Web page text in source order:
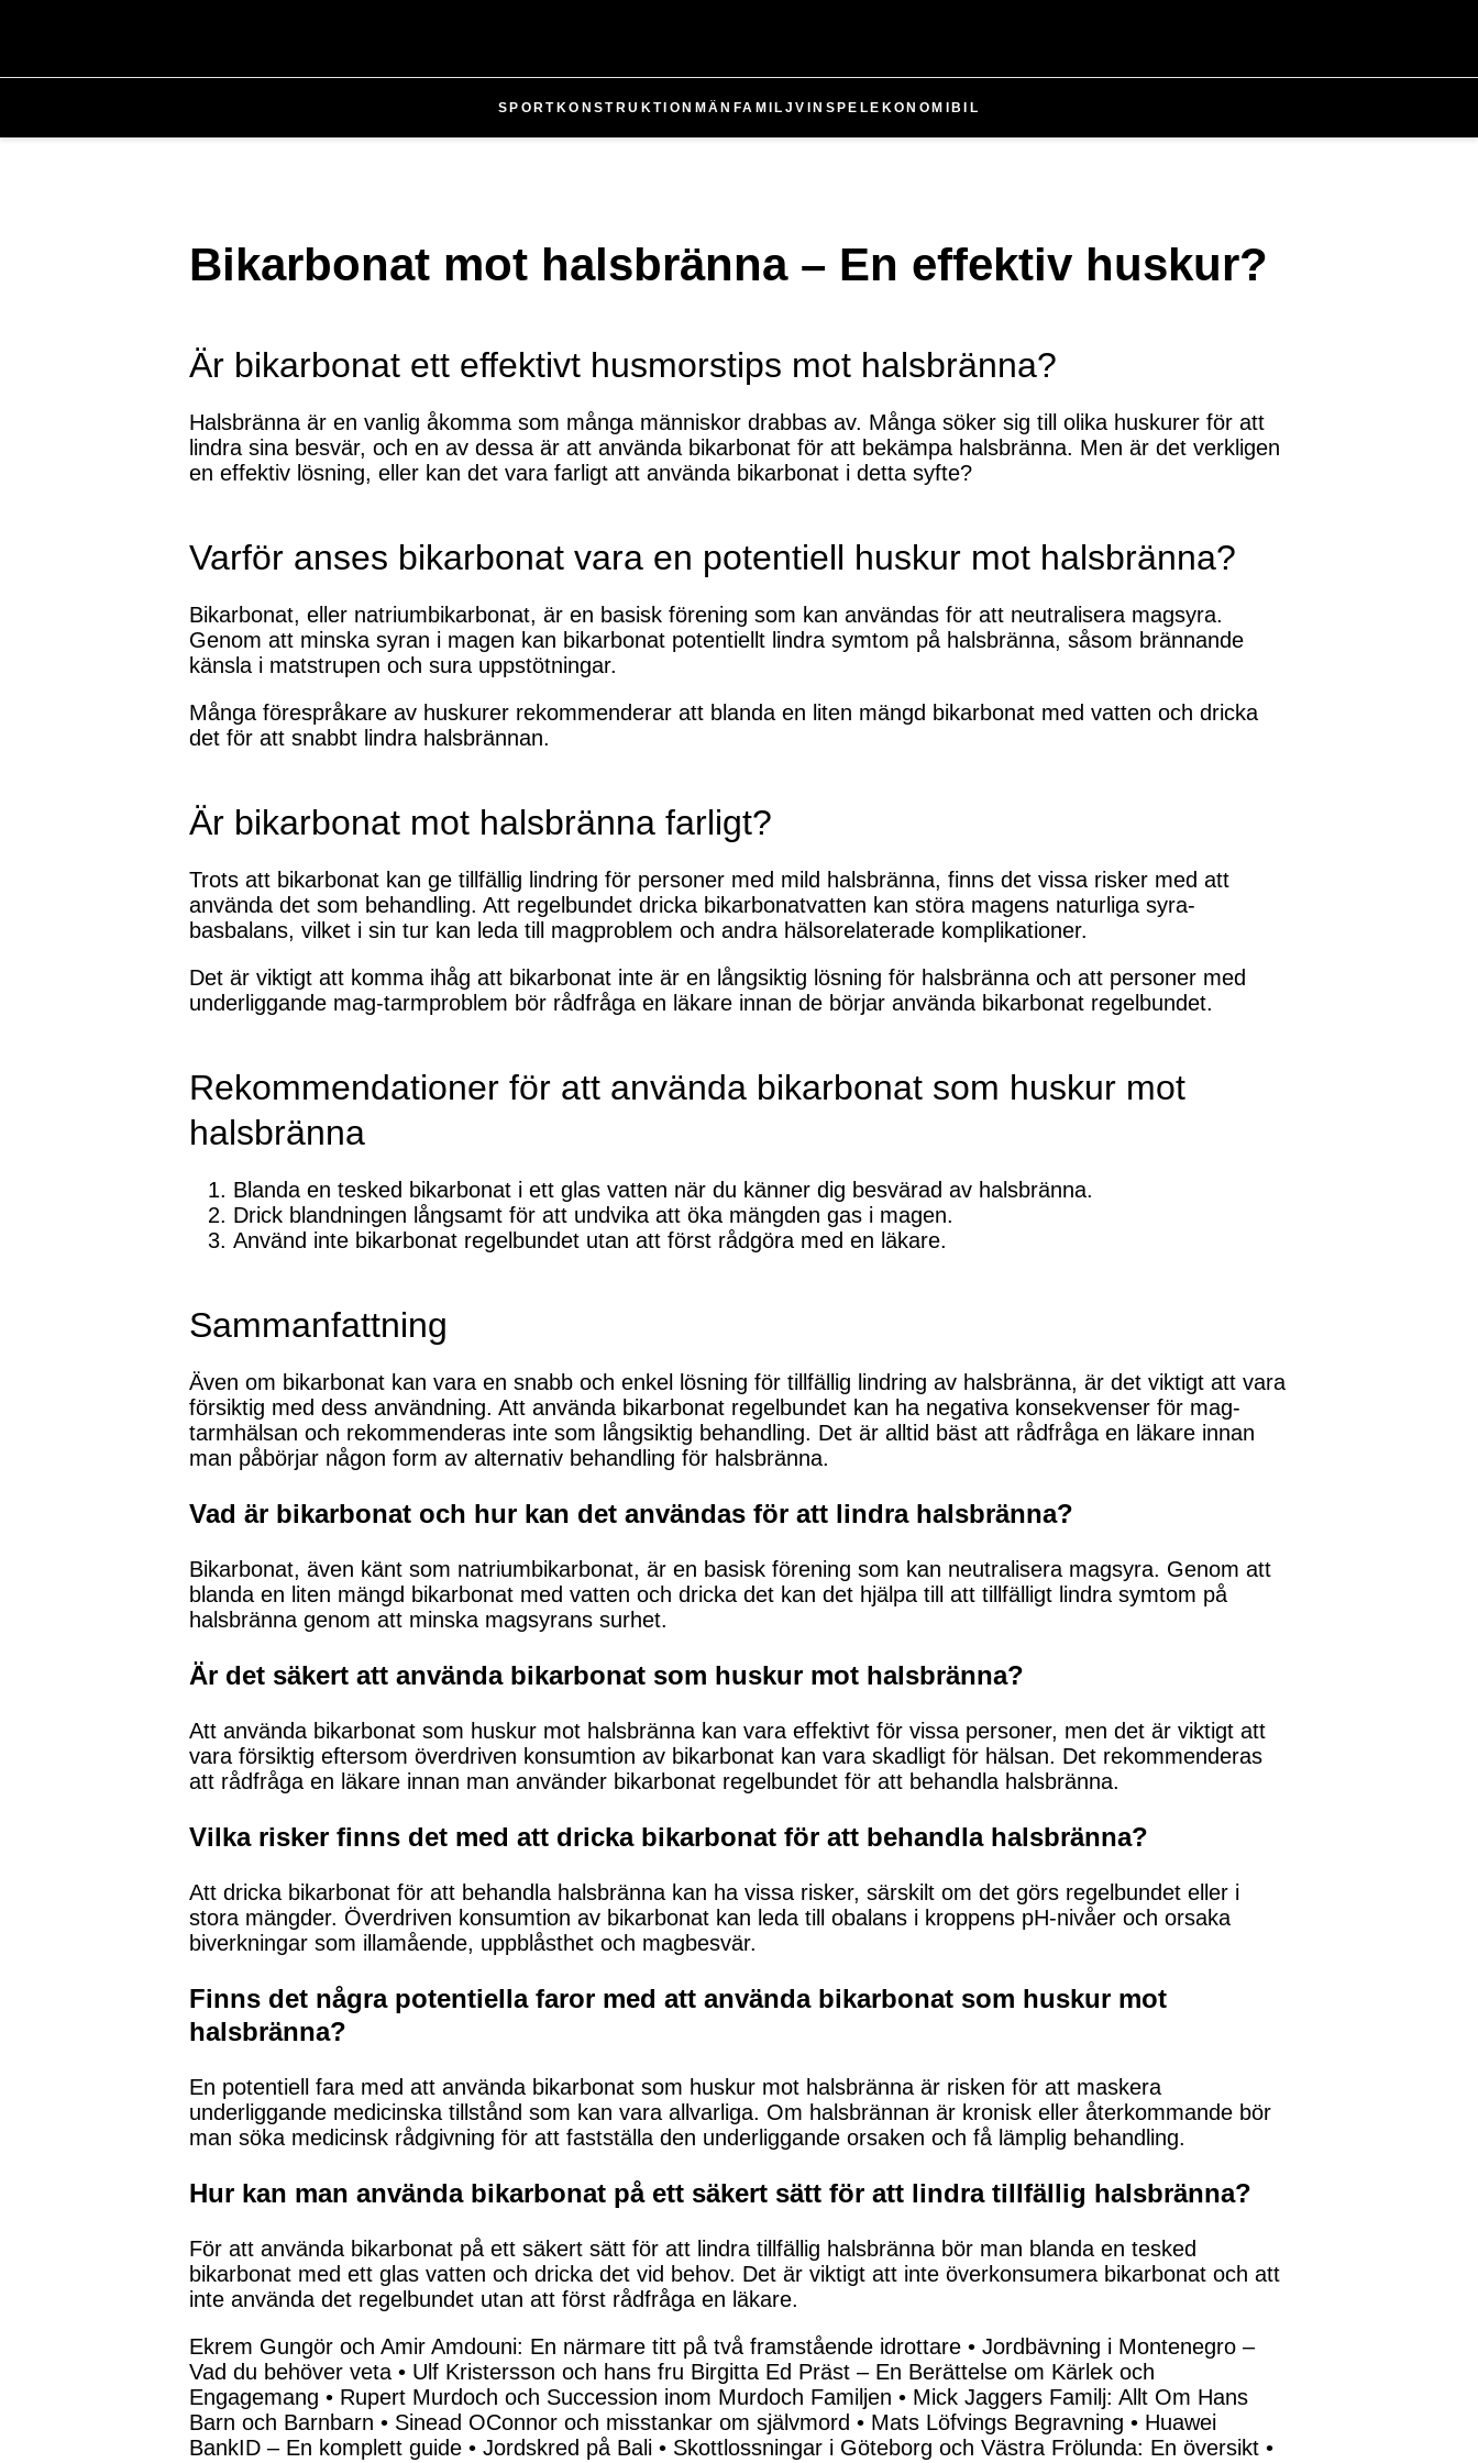
SPORT KONSTRUKTION MÄN FAMILJVIN SPEL EKONOMI BIL
Bikarbonat mot halsbränna – En effektiv huskur?
Är bikarbonat ett effektivt husmorstips mot halsbränna?
Halsbränna är en vanlig åkomma som många människor drabbas av. Många söker sig till olika huskurer för att
lindra sina besvär, och en av dessa är att använda bikarbonat för att bekämpa halsbränna. Men är det verkligen
en effektiv lösning, eller kan det vara farligt att använda bikarbonat i detta syfte?
Varför anses bikarbonat vara en potentiell huskur mot halsbränna?
Bikarbonat, eller natriumbikarbonat, är en basisk förening som kan användas för att neutralisera magsyra.
Genom att minska syran i magen kan bikarbonat potentiellt lindra symtom på halsbränna, såsom brännande
känsla i matstrupen och sura uppstötningar.
Många förespråkare av huskurer rekommenderar att blanda en liten mängd bikarbonat med vatten och dricka
det för att snabbt lindra halsbrännan.
Är bikarbonat mot halsbränna farligt?
Trots att bikarbonat kan ge tillfällig lindring för personer med mild halsbränna, finns det vissa risker med att
använda det som behandling. Att regelbundet dricka bikarbonatvatten kan störa magens naturliga syra-
basbalans, vilket i sin tur kan leda till magproblem och andra hälsorelaterade komplikationer.
Det är viktigt att komma ihåg att bikarbonat inte är en långsiktig lösning för halsbränna och att personer med
underliggande mag-tarmproblem bör rådfråga en läkare innan de börjar använda bikarbonat regelbundet.
Rekommendationer för att använda bikarbonat som huskur mot
halsbränna
Blanda en tesked bikarbonat i ett glas vatten när du känner dig besvärad av halsbränna.
Drick blandningen långsamt för att undvika att öka mängden gas i magen.
Använd inte bikarbonat regelbundet utan att först rådgöra med en läkare.
Sammanfattning
Även om bikarbonat kan vara en snabb och enkel lösning för tillfällig lindring av halsbränna, är det viktigt att vara
försiktig med dess användning. Att använda bikarbonat regelbundet kan ha negativa konsekvenser för mag-
tarmhälsan och rekommenderas inte som långsiktig behandling. Det är alltid bäst att rådfråga en läkare innan
man påbörjar någon form av alternativ behandling för halsbränna.
Vad är bikarbonat och hur kan det användas för att lindra halsbränna?
Bikarbonat, även känt som natriumbikarbonat, är en basisk förening som kan neutralisera magsyra. Genom att
blanda en liten mängd bikarbonat med vatten och dricka det kan det hjälpa till att tillfälligt lindra symtom på
halsbränna genom att minska magsyrans surhet.
Är det säkert att använda bikarbonat som huskur mot halsbränna?
Att använda bikarbonat som huskur mot halsbränna kan vara effektivt för vissa personer, men det är viktigt att
vara försiktig eftersom överdriven konsumtion av bikarbonat kan vara skadligt för hälsan. Det rekommenderas
att rådfråga en läkare innan man använder bikarbonat regelbundet för att behandla halsbränna.
Vilka risker finns det med att dricka bikarbonat för att behandla halsbränna?
Att dricka bikarbonat för att behandla halsbränna kan ha vissa risker, särskilt om det görs regelbundet eller i
stora mängder. Överdriven konsumtion av bikarbonat kan leda till obalans i kroppens pH-nivåer och orsaka
biverkningar som illamående, uppblåsthet och magbesvär.
Finns det några potentiella faror med att använda bikarbonat som huskur mot
halsbränna?
En potentiell fara med att använda bikarbonat som huskur mot halsbränna är risken för att maskera
underliggande medicinska tillstånd som kan vara allvarliga. Om halsbrännan är kronisk eller återkommande bör
man söka medicinsk rådgivning för att fastställa den underliggande orsaken och få lämplig behandling.
Hur kan man använda bikarbonat på ett säkert sätt för att lindra tillfällig halsbränna?
För att använda bikarbonat på ett säkert sätt för att lindra tillfällig halsbränna bör man blanda en tesked
bikarbonat med ett glas vatten och dricka det vid behov. Det är viktigt att inte överkonsumera bikarbonat och att
inte använda det regelbundet utan att först rådfråga en läkare.
Ekrem Gungör och Amir Amdouni: En närmare titt på två framstående idrottare • Jordbävning i Montenegro –
Vad du behöver veta • Ulf Kristersson och hans fru Birgitta Ed Präst – En Berättelse om Kärlek och
Engagemang • Rupert Murdoch och Succession inom Murdoch Familjen • Mick Jaggers Familj: Allt Om Hans
Barn och Barnbarn • Sinead OConnor och misstankar om självmord • Mats Löfvings Begravning • Huawei
BankID – En komplett guide • Jordskred på Bali • Skottlossningar i Göteborg och Västra Frölunda: En översikt •